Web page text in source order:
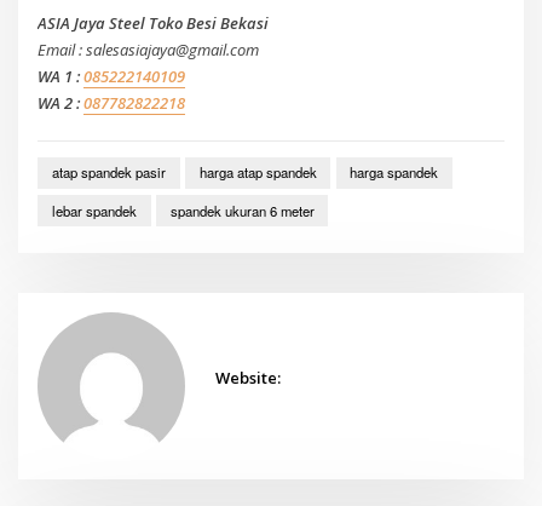
ASIA Jaya Steel Toko Besi Bekasi
Email : salesasiajaya@gmail.com
WA 1 :085222140109
WA 2 :087782822218
atap spandek pasir harga atap spandek
harga spandek
lebar spandek
spandek ukuran 6 meter
Website: